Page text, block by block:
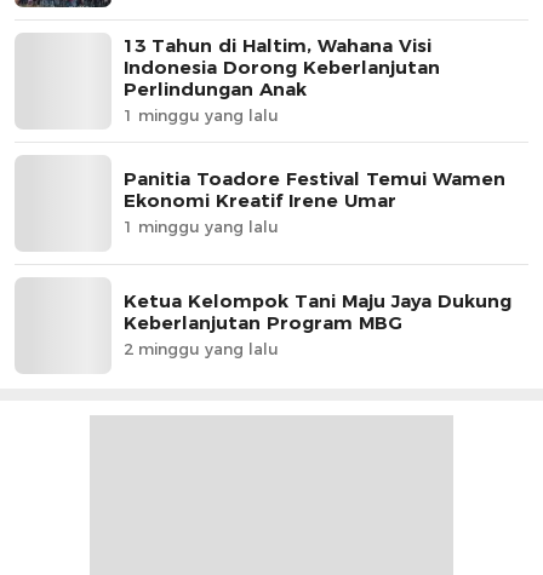
13 Tahun di Haltim, Wahana Visi
Indonesia Dorong Keberlanjutan
Perlindungan Anak
1 minggu yang lalu
Panitia Toadore Festival Temui Wamen
Ekonomi Kreatif Irene Umar
1 minggu yang lalu
Ketua Kelompok Tani Maju Jaya Dukung
Keberlanjutan Program MBG
2 minggu yang lalu